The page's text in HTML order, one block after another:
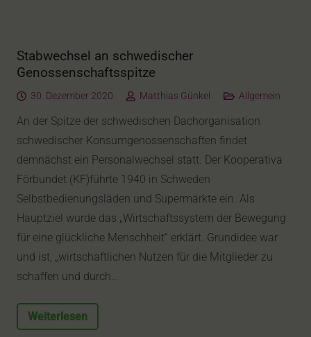
Stabwechsel an schwedischer
Genossenschaftsspitze
30. Dezember 2020 Matthias Günkel Allgemein
An der Spitze der schwedischen Dachorganisation
schwedischer Konsumgenossenschaften findet
demnächst ein Personalwechsel statt. Der Kooperativa
Förbundet (KF)führte 1940 in Schweden
Selbstbedienungsläden und Supermärkte ein. Als
Hauptziel wurde das „Wirtschaftssystem der Bewegung
für eine glückliche Menschheit“ erklärt. Grundidee war
und ist, „wirtschaftlichen Nutzen für die Mitglieder zu
schaffen und durch…
Weiterlesen